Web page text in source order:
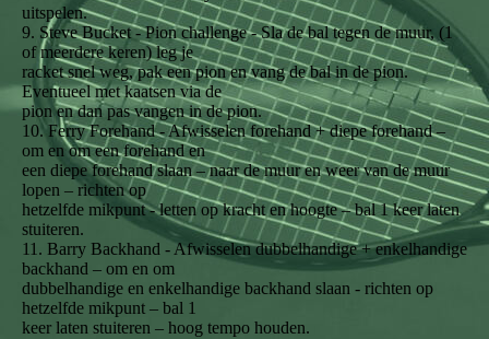
uitspelen.
9. Steve Bucket - Pion challenge - Sla de bal tegen de muur, (1
of meerdere keren) leg je
racket snel weg, pak een pion en vang de bal in de pion.
Eventueel met kaatsen via de
pion en dan pas vangen in de pion.
10. Ferry Forehand - Afwisselen forehand + diepe forehand –
om en om een forehand en
een diepe forehand slaan – naar de muur en weer van de muur
lopen – richten op
hetzelfde mikpunt - letten op kracht en hoogte – bal 1 keer laten
stuiteren.
11. Barry Backhand - Afwisselen dubbelhandige + enkelhandige
backhand – om en om
dubbelhandige en enkelhandige backhand slaan - richten op
hetzelfde mikpunt – bal 1
keer laten stuiteren – hoog tempo houden.